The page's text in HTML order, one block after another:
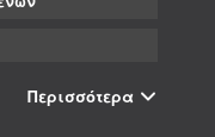
Περισσότερα